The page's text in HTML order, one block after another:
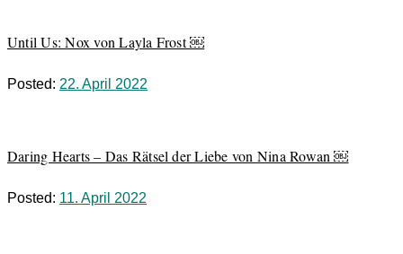
Until Us: Nox von Layla Frost ￼
Posted: 22. April 2022
Daring Hearts – Das Rätsel der Liebe von Nina Rowan ￼
Posted: 11. April 2022